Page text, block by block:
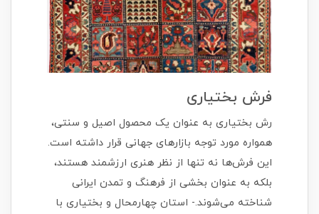
فرش بختیاری
رش بختیاری به عنوان یک محصول اصیل و سنتی،
همواره مورد توجه بازارهای جهانی قرار داشته است.
این فرش‌ها نه تنها از نظر هنری ارزشمند هستند،
بلکه به عنوان بخشی از فرهنگ و تمدن ایرانی
شناخته می‌شوند.- استان چهارمحال و بختیاری با